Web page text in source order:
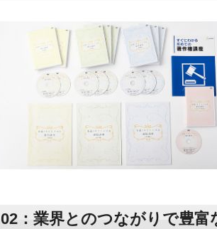
02：業界とのつながりで豊富